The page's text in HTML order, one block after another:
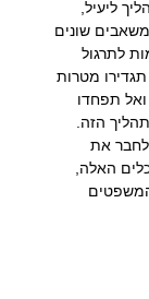
ליעיל,
שונים
לתרגול
מטרות
תפחדו
הזה.
לחבר את
האלה,